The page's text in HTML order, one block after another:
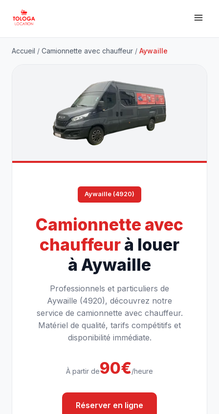
Accueil / Camionnette avec chauffeur / Aywaille
Aywaille (4920)
Camionnette avec
chauffeurà louer
à Aywaille
Professionnels et particuliers de
Aywaille (4920), découvrez notre
service de camionnette avec chauffeur.
Matériel de qualité, tarifs compétitifs et
disponibilité immédiate.
À partir de90€/heure
Réserver en ligne